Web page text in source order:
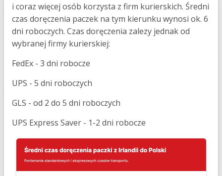
i coraz więcej osób korzysta z firm kurierskich. Średni
czas doręczenia paczek na tym kierunku wynosi ok. 6
dni roboczych. Czas doręczenia zalezy jednak od
wybranej firmy kurierskiej:
FedEx - 3 dni robocze
UPS - 5 dni roboczych
GLS - od 2 do 5 dni roboczych
UPS Express Saver - 1-2 dni robocze